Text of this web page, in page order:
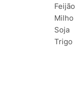
Feijão
Milho
Soja
Trigo